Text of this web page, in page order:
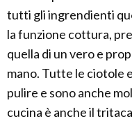
tutti gli ingrendienti
la funzione cottura,
quella di un vero e
mano. Tutte le ciotole
pulire e sono anche
cucina è anche il